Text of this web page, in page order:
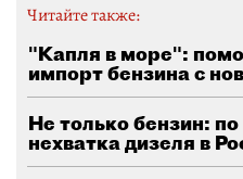
Читайте также:
"Капля в море":
импорт бензина с
Не только бензин:
нехватка дизеля в